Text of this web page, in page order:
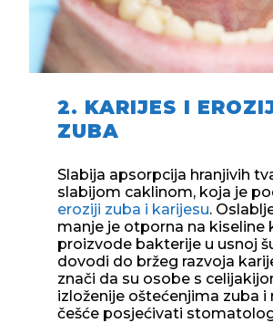
2. KARIJES I
ZUBA
Slabija apsorpcija hranjivih
slabijom caklinom, koja je
eroziji zuba i karijesu.
manje je otporna na kiseline
proizvode bakterije u usnoj
dovodi do bržeg razvoja
znači da su osobe s
izloženije oštećenjima zuba i
češće posjećivati